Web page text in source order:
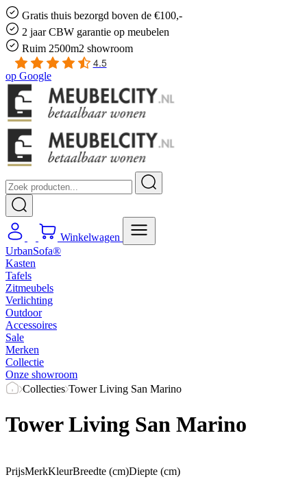
Gratis thuis bezorgd boven de €100,-
2 jaar CBW garantie op meubelen
Ruim 2500m2 showroom
4.5
op Google
Winkelwagen
UrbanSofa®
Kasten
Tafels
Zitmeubels
Verlichting
Outdoor
Accessoires
Sale
Merken
Collectie
Onze showroom
Collecties Tower Living San Marino
Tower Living San Marino
PrijsMerkKleurBreedte (cm)Diepte (cm)